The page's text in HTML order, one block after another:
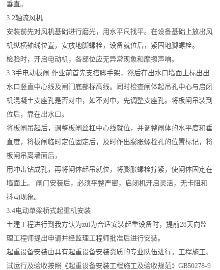
垂直。
3.2轴流风机
安装前先对风机基础进行磨光，用水平尺找平。在设备基础上放出风
机纵横轴线位置，安放地脚螺栓，设备就位后，紧固地脚螺栓。
检验时，开启电动机，各部位应无异常现象和摩擦声响。
3.3手电动板闸 作业前首先支搭脚手架，然后在出水口墙面上标出出
水口竖直中心线及闸门底部标高线。同时检查闸体起吊孔中心与启闭
机混凝土支座孔是否对中，如不对中，先调整支座孔。将板闸吊装到
位后，靠在出水口。
将板闸吊起后，调整板闸丝杠中心线就位，并调整闸体的水平度和垂
直度，将板闸临时定位固定后，及时作出膨胀螺栓孔的位置标记，将
板闸吊离墙面后，
用冲击钻成孔，再将闸体起吊就位，将膨胀螺栓拧紧，使闸体固定在
墙面上。 闸门安装后，必须平整严密，启闭机开启灵活，无卡阻和
抖动现象。
3.4电动单梁桥式起重机安装
土建工程进行到我方认为zui为合适安装起重设备时，提前28天向监
理工程师提出申请并经监理工程师批准后进行安装。
起重设备安装由具有起重设备安装资质的专业队伍进行。工程施工、
试运行及验收按照《起重设备安装工程施工及验收规范》GB50278-9